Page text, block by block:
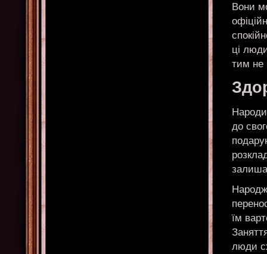
Вони
ці
тим не
до
їм
люди